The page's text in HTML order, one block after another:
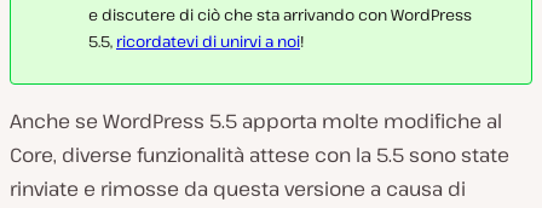
e discutere di ciò che sta arrivando con WordPress
5.5, ricordatevi di unirvi a noi!
Anche se WordPress 5.5 apporta molte modifiche al
Core, diverse funzionalità attese con la 5.5 sono state
rinviate e rimosse da questa versione a causa di